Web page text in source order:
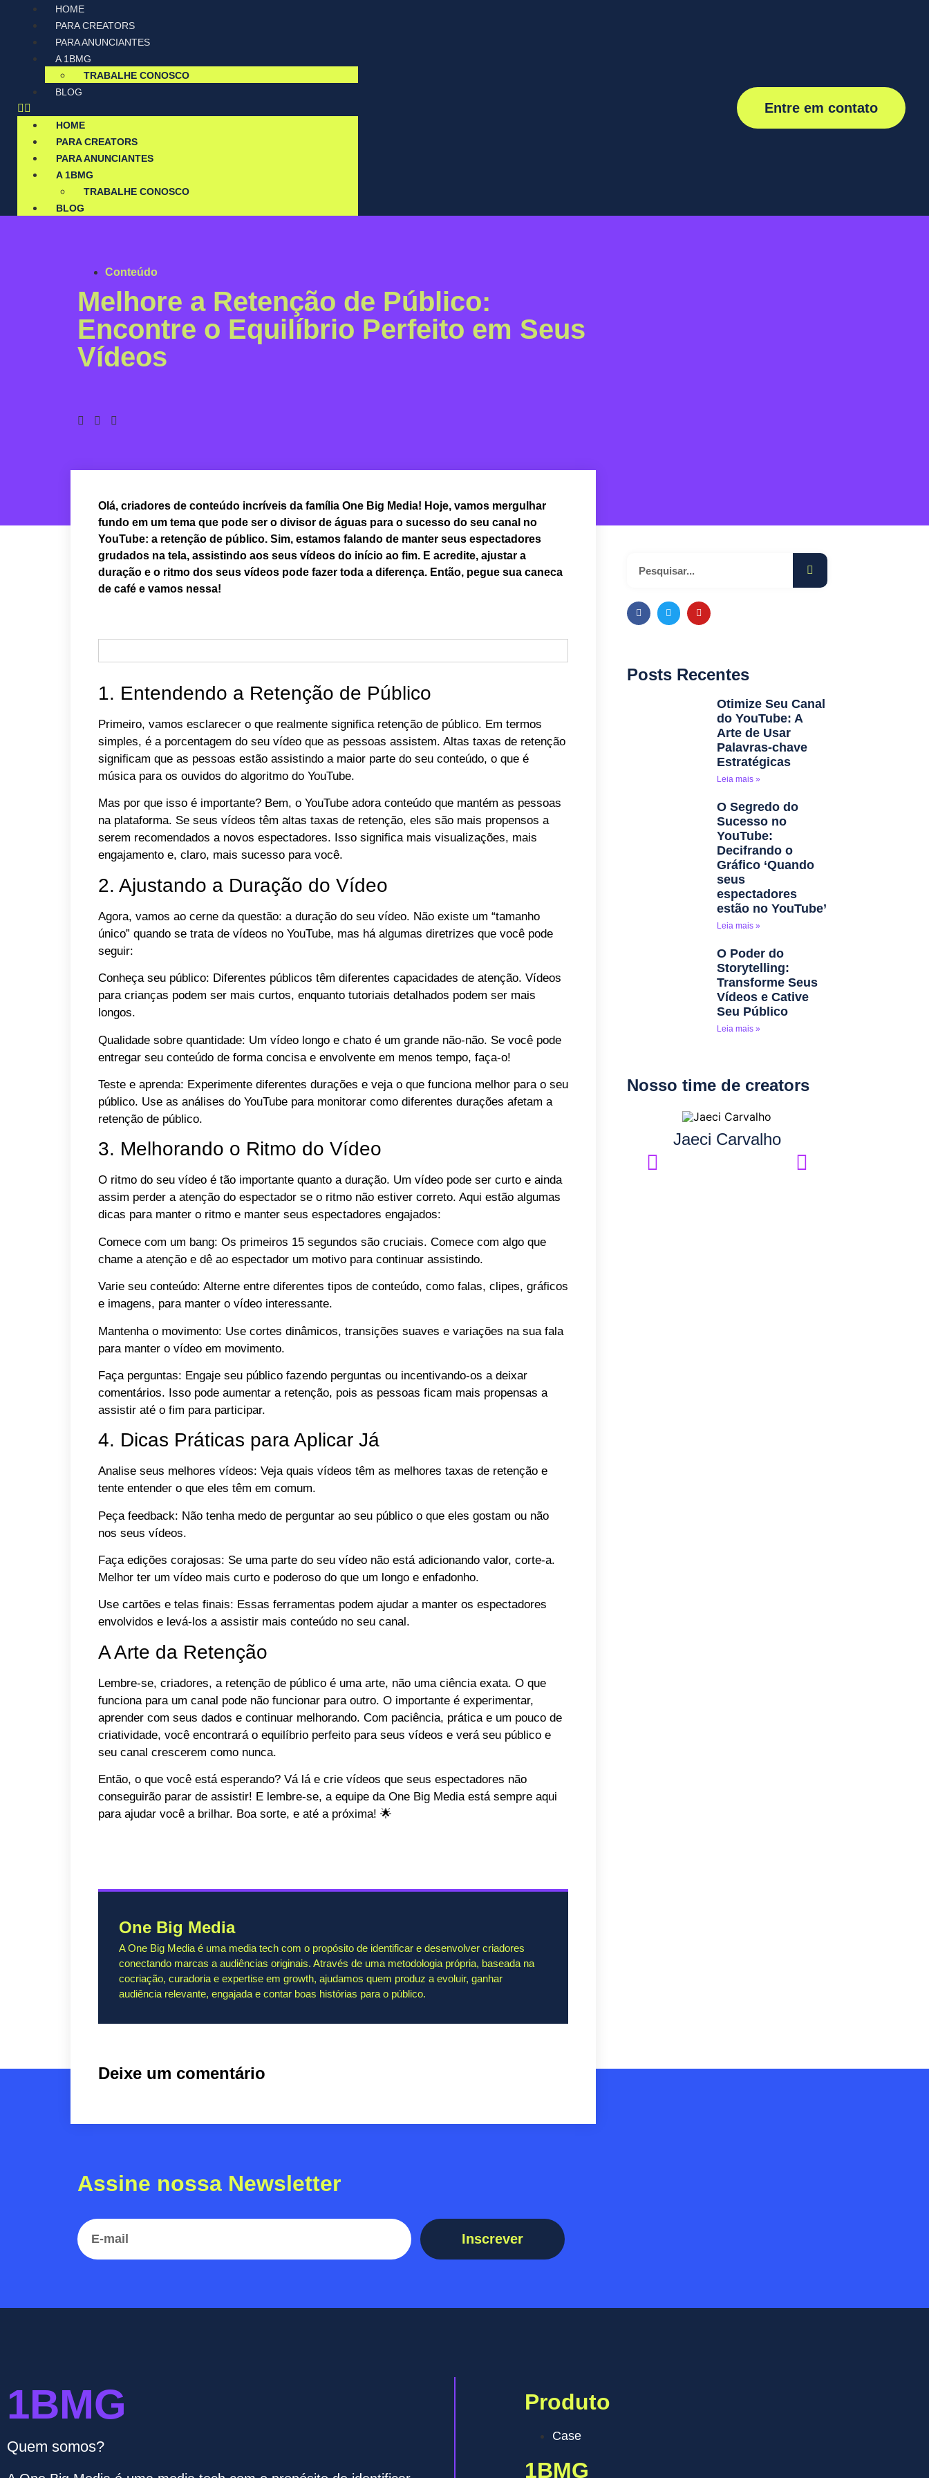
HOME
PARA CREATORS
PARA ANUNCIANTES
A 1BMG
TRABALHE CONOSCO
BLOG
HOME
PARA CREATORS
PARA ANUNCIANTES
A 1BMG
TRABALHE CONOSCO
BLOG
Entre em contato
Conteúdo
Melhore a Retenção de Público:
Encontre o Equilíbrio Perfeito em Seus
Vídeos
Olá, criadores de conteúdo incríveis da família One Big Media! Hoje, vamos mergulhar
fundo em um tema que pode ser o divisor de águas para o sucesso do seu canal no
YouTube: a retenção de público. Sim, estamos falando de manter seus espectadores
grudados na tela, assistindo aos seus vídeos do início ao fim. E acredite, ajustar a
duração e o ritmo dos seus vídeos pode fazer toda a diferença. Então, pegue sua caneca
de café e vamos nessa!
1. Entendendo a Retenção de Público
Primeiro, vamos esclarecer o que realmente significa retenção de público. Em termos
simples, é a porcentagem do seu vídeo que as pessoas assistem. Altas taxas de retenção
significam que as pessoas estão assistindo a maior parte do seu conteúdo, o que é
música para os ouvidos do algoritmo do YouTube.
Mas por que isso é importante? Bem, o YouTube adora conteúdo que mantém as pessoas
na plataforma. Se seus vídeos têm altas taxas de retenção, eles são mais propensos a
serem recomendados a novos espectadores. Isso significa mais visualizações, mais
engajamento e, claro, mais sucesso para você.
2. Ajustando a Duração do Vídeo
Agora, vamos ao cerne da questão: a duração do seu vídeo. Não existe um “tamanho
único” quando se trata de vídeos no YouTube, mas há algumas diretrizes que você pode
seguir:
Conheça seu público: Diferentes públicos têm diferentes capacidades de atenção. Vídeos
para crianças podem ser mais curtos, enquanto tutoriais detalhados podem ser mais
longos.
Qualidade sobre quantidade: Um vídeo longo e chato é um grande não-não. Se você pode
entregar seu conteúdo de forma concisa e envolvente em menos tempo, faça-o!
Teste e aprenda: Experimente diferentes durações e veja o que funciona melhor para o seu
público. Use as análises do YouTube para monitorar como diferentes durações afetam a
retenção de público.
3. Melhorando o Ritmo do Vídeo
O ritmo do seu vídeo é tão importante quanto a duração. Um vídeo pode ser curto e ainda
assim perder a atenção do espectador se o ritmo não estiver correto. Aqui estão algumas
dicas para manter o ritmo e manter seus espectadores engajados:
Comece com um bang: Os primeiros 15 segundos são cruciais. Comece com algo que
chame a atenção e dê ao espectador um motivo para continuar assistindo.
Varie seu conteúdo: Alterne entre diferentes tipos de conteúdo, como falas, clipes, gráficos
e imagens, para manter o vídeo interessante.
Mantenha o movimento: Use cortes dinâmicos, transições suaves e variações na sua fala
para manter o vídeo em movimento.
Faça perguntas: Engaje seu público fazendo perguntas ou incentivando-os a deixar
comentários. Isso pode aumentar a retenção, pois as pessoas ficam mais propensas a
assistir até o fim para participar.
4. Dicas Práticas para Aplicar Já
Analise seus melhores vídeos: Veja quais vídeos têm as melhores taxas de retenção e
tente entender o que eles têm em comum.
Peça feedback: Não tenha medo de perguntar ao seu público o que eles gostam ou não
nos seus vídeos.
Faça edições corajosas: Se uma parte do seu vídeo não está adicionando valor, corte-a.
Melhor ter um vídeo mais curto e poderoso do que um longo e enfadonho.
Use cartões e telas finais: Essas ferramentas podem ajudar a manter os espectadores
envolvidos e levá-los a assistir mais conteúdo no seu canal.
A Arte da Retenção
Lembre-se, criadores, a retenção de público é uma arte, não uma ciência exata. O que
funciona para um canal pode não funcionar para outro. O importante é experimentar,
aprender com seus dados e continuar melhorando. Com paciência, prática e um pouco de
criatividade, você encontrará o equilíbrio perfeito para seus vídeos e verá seu público e
seu canal crescerem como nunca.
Então, o que você está esperando? Vá lá e crie vídeos que seus espectadores não
conseguirão parar de assistir! E lembre-se, a equipe da One Big Media está sempre aqui
para ajudar você a brilhar. Boa sorte, e até a próxima! 🌟
One Big Media
A One Big Media é uma media tech com o propósito de identificar e desenvolver criadores
conectando marcas a audiências originais. Através de uma metodologia própria, baseada na
cocriação, curadoria e expertise em growth, ajudamos quem produz a evoluir, ganhar
audiência relevante, engajada e contar boas histórias para o público.
Deixe um comentário
Posts Recentes
Otimize Seu Canal
do YouTube: A
Arte de Usar
Palavras-chave
Estratégicas
Leia mais »
O Segredo do
Sucesso no
YouTube:
Decifrando o
Gráfico ‘Quando
seus
espectadores
estão no YouTube’
Leia mais »
O Poder do
Storytelling:
Transforme Seus
Vídeos e Cative
Seu Público
Leia mais »
Nosso time de creators
Jaeci Carvalho
Assine nossa Newsletter
Inscrever
1BMG
Quem somos?
Produto
Case
1BMG